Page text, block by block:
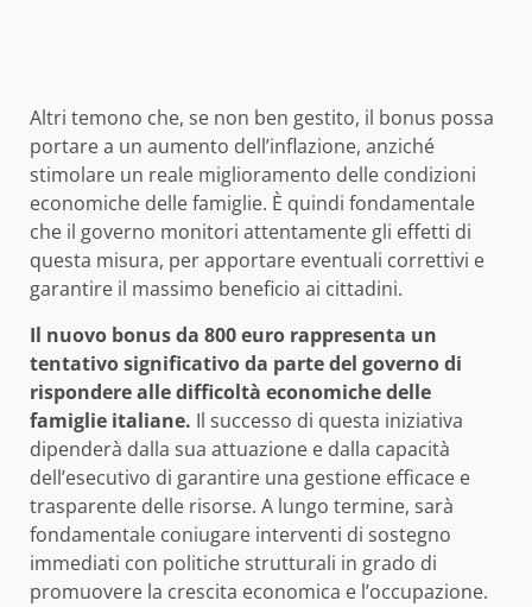
Altri temono che, se non ben gestito, il bonus possa
portare a un aumento dell’inflazione, anziché
stimolare un reale miglioramento delle condizioni
economiche delle famiglie. È quindi fondamentale
che il governo monitori attentamente gli effetti di
questa misura, per apportare eventuali correttivi e
garantire il massimo beneficio ai cittadini.
Il nuovo bonus da 800 euro rappresenta un
tentativo significativo da parte del governo di
rispondere alle difficoltà economiche delle
famiglie italiane. Il successo di questa iniziativa
dipenderà dalla sua attuazione e dalla capacità
dell’esecutivo di garantire una gestione efficace e
trasparente delle risorse. A lungo termine, sarà
fondamentale coniugare interventi di sostegno
immediati con politiche strutturali in grado di
promuovere la crescita economica e l’occupazione.